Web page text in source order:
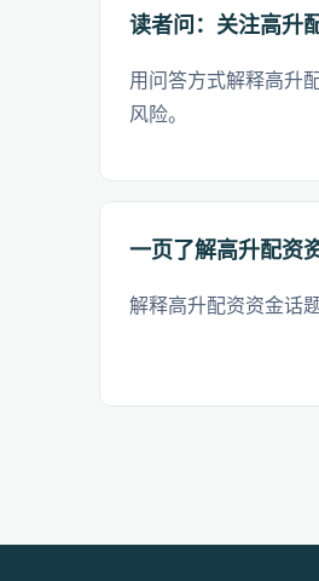
读者问：关注高升
用问答方式解释高升
风险。
一页了解高升配资
解释高升配资资金话